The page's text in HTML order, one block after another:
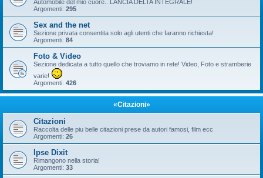
Automobile del mio cuore.. LANCIA DELTA INTEGRALE!
Argomenti: 295
Sex and the net
Sezione privata consentita solo agli utenti che faranno richiesta!
Argomenti: 84
Foto & Video
Sezione dedicata a tutto quello che troviamo in rete! Video, Foto e stramberie
varie!
Argomenti: 426
«Citazioni»
Citazioni
Raccolta delle piu belle citazioni prese da autori famosi, film ecc
Argomenti: 26
Ipse Dixit
Rimangono nella storia!
Argomenti: 33